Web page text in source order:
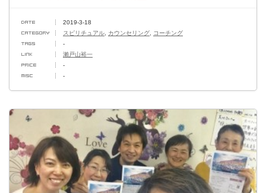
2019-3-18
スピリチュアル
カウンセリング
コーチング
-
瀨戸山裕一
-
-